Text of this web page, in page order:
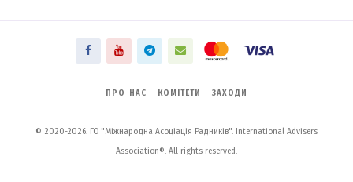
ПРО НАС КОМІТЕТИ ЗАХОДИ
© 2020-2026. ГО "Міжнародна Асоціація Радників". International Advisers
Association®. All rights reserved.